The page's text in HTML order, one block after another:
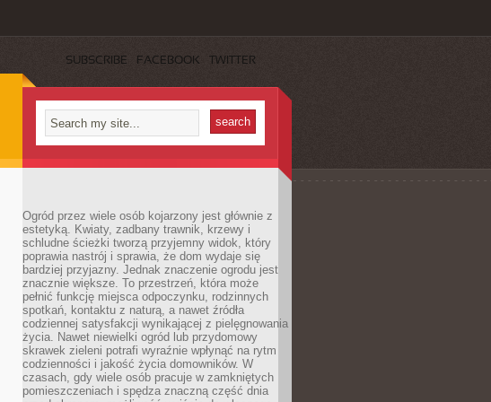
SUBSCRIBE FACEBOOK TWITTER
Ogród przez wiele osób kojarzony jest głównie z
estetyką. Kwiaty, zadbany trawnik, krzewy i
schludne ścieżki tworzą przyjemny widok, który
poprawia nastrój i sprawia, że dom wydaje się
bardziej przyjazny. Jednak znaczenie ogrodu jest
znacznie większe. To przestrzeń, która może
pełnić funkcję miejsca odpoczynku, rodzinnych
spotkań, kontaktu z naturą, a nawet źródła
codziennej satysfakcji wynikającej z pielęgnowania
życia. Nawet niewielki ogród lub przydomowy
skrawek zieleni potrafi wyraźnie wpłynąć na rytm
codzienności i jakość życia domowników. W
czasach, gdy wiele osób pracuje w zamkniętych
pomieszczeniach i spędza znaczną część dnia